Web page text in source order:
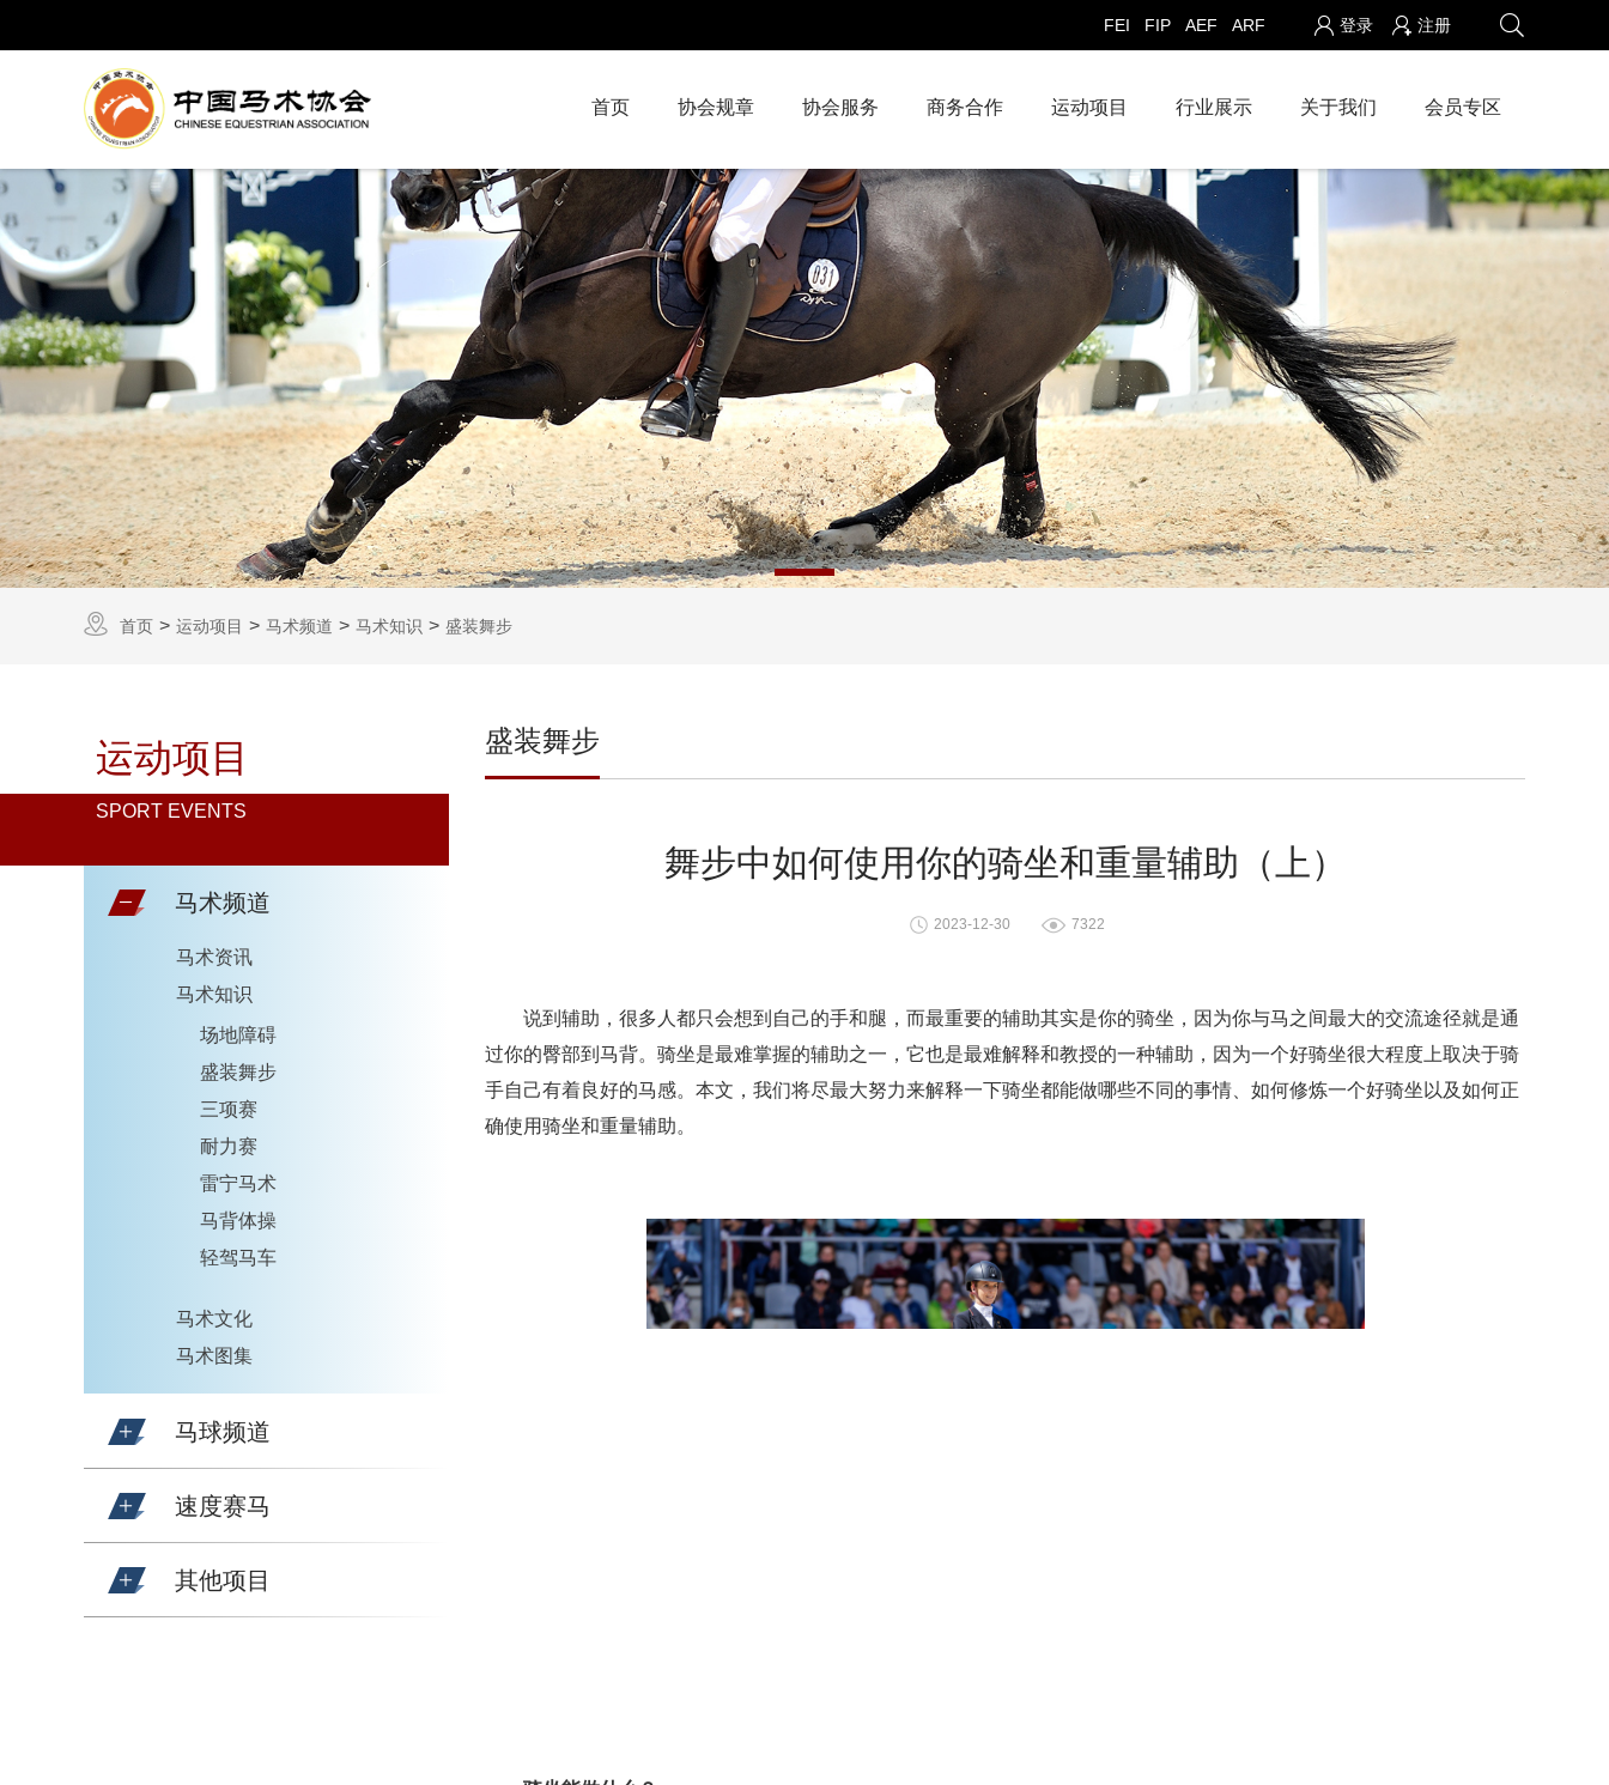
登录 注册
FEI FIP AEF ARF
首页 协会规章 协会服务 商务合作 运动项目 行业展示 关于我们 会员专区
首页 运动项目 马术频道 马术知识 盛装舞步
运动项目
SPORT EVENTS
马术频道
马术资讯
马术知识
场地障碍
盛装舞步
三项赛
耐力赛
雷宁马术
马背体操
轻驾马车
马术文化
马术图集
马球频道
速度赛马
其他项目
盛装舞步
舞步中如何使用你的骑坐和重量辅助（上）
2023-12-30 7322
说到辅助，很多人都只会想到自己的手和腿，而最重要的辅助其实是你的骑坐，因为你与马之间最大的交流途径就是通
过你的臀部到马背。骑坐是最难掌握的辅助之一，它也是最难解释和教授的一种辅助，因为一个好骑坐很大程度上取决于骑
手自己有着良好的马感。本文，我们将尽最大努力来解释一下骑坐都能做哪些不同的事情、如何修炼一个好骑坐以及如何正
确使用骑坐和重量辅助。